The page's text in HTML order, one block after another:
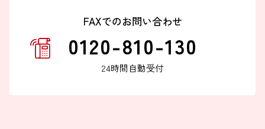
FAXでのお問い合わせ
0120-810-130
24時間自動受付